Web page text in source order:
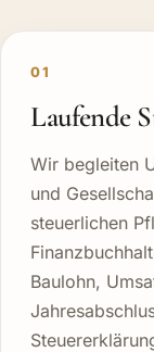
01
Laufende
Wir begleiten
und
steuerlichen
Baulohn,